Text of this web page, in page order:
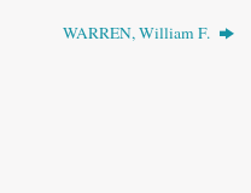
WARREN, William F.